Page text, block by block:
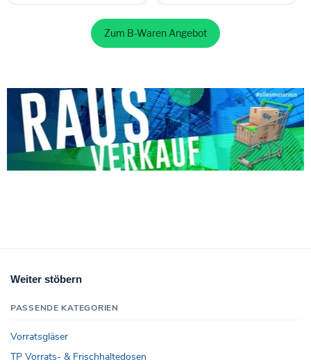
Zum B-Waren Angebot
Weiter stöbern
PASSENDE KATEGORIEN
Vorratsgläser
TP Vorrats- & Frischhaltedosen